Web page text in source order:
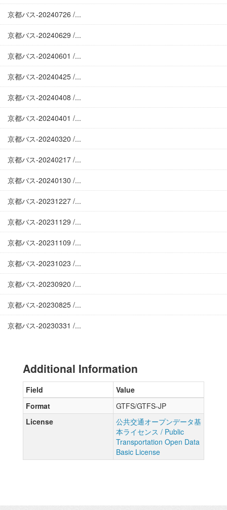
京都バス-20240726 /...
京都バス-20240629 /...
京都バス-20240601 /...
京都バス-20240425 /...
京都バス-20240408 /...
京都バス-20240401 /...
京都バス-20240320 /...
京都バス-20240217 /...
京都バス-20240130 /...
京都バス-20231227 /...
京都バス-20231129 /...
京都バス-20231109 /...
京都バス-20231023 /...
京都バス-20230920 /...
京都バス-20230825 /...
京都バス-20230331 /...
Additional Information
Field
Value
Format
GTFS/GTFS-JP
License
公共交通オープンデータ基
本ライセンス / Public
Transportation Open Data
Basic License